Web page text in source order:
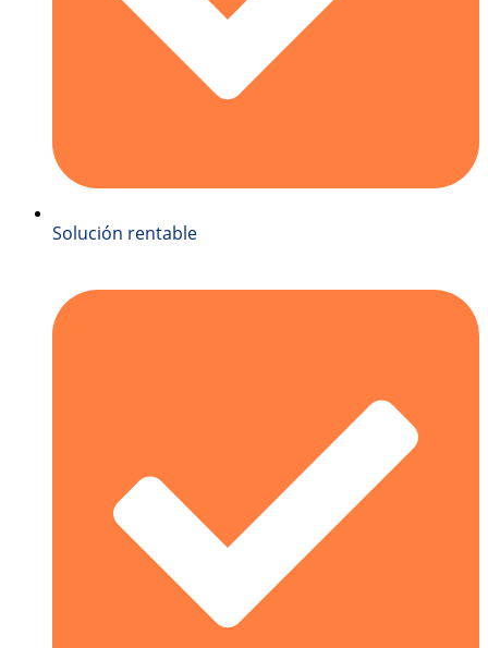
Solución rentable